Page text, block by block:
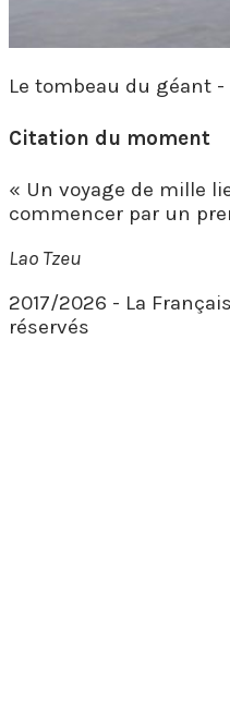
Le tombeau du géant -
Citation du moment
« Un voyage de mille
commencer par un
Lao Tzeu
2017/2026 - La
réservés